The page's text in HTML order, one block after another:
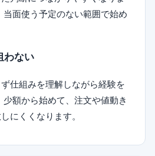
面使う予定のない範囲で始め
わない
仕組みを理解しながら経験を
額から始めて、注文や値動き
にくくなります。